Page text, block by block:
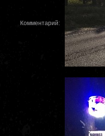
Комментарий: